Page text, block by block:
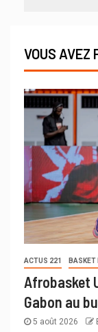
VOUS AVEZ
ACTUS 221 BASKET
Afrobasket
Gabon au
5 août 2026